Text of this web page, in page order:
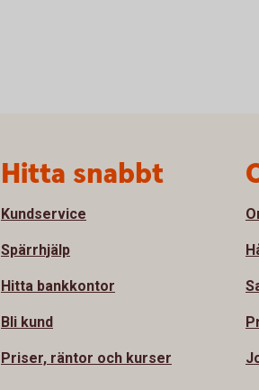
Hitta snabbt
Kundservice
Spärrhjälp
Hitta bankkontor
Bli kund
Priser, räntor och kurser